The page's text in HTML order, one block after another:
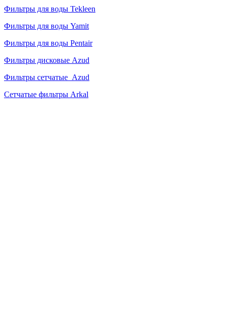
Фильтры для воды Tekleen
Фильтры для воды Yamit
Фильтры для воды Pentair
Фильтры дисковые Azud
Фильтры сетчатые Azud
Сетчатые фильтры Arkal